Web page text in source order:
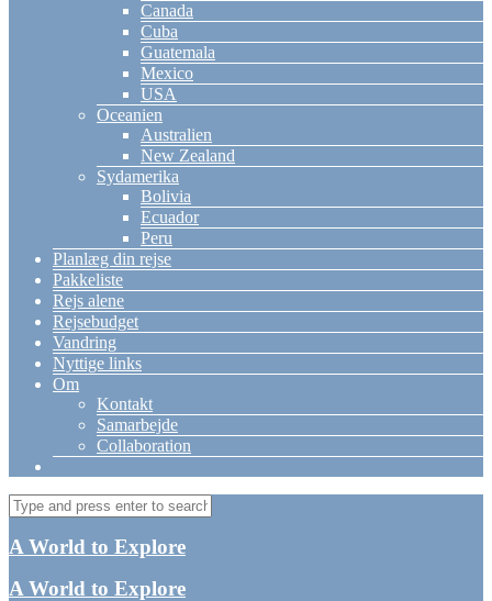
Canada
Cuba
Guatemala
Mexico
USA
Oceanien
Australien
New Zealand
Sydamerika
Bolivia
Ecuador
Peru
Planlæg din rejse
Pakkeliste
Rejs alene
Rejsebudget
Vandring
Nyttige links
Om
Kontakt
Samarbejde
Collaboration
A World to Explore
A World to Explore